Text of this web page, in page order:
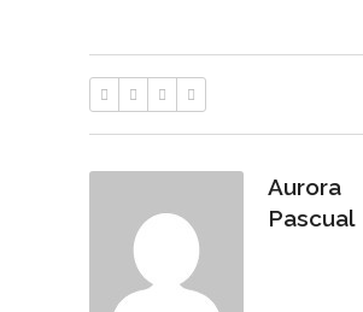
Aurora
Pascual